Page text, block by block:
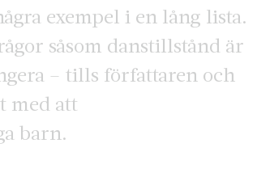
exempel i en lång lista.
såsom danstillstånd är
– tills författaren och
med att
barn.